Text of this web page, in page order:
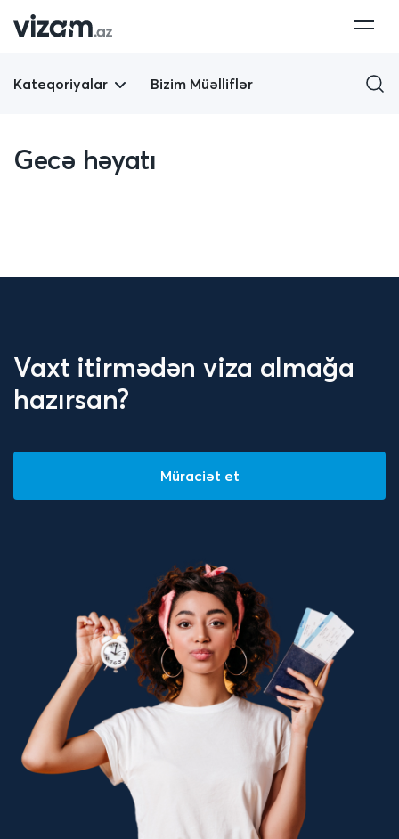
Kateqoriyalar Bizim Müəlliflər
Gecə həyatı
Vaxt itirmədən viza almağa
hazırsan?
Müraciət et